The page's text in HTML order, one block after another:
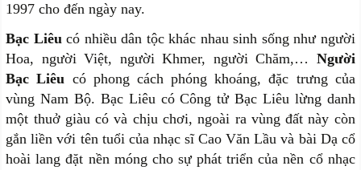
1997 cho đến ngày nay.
Bạc Liêucó nhiều dân tộc khác nhau sinh sống như người
Hoa, người Việt, người Khmer, người Chăm,… Người
Bạc Liêu có phong cách phóng khoáng, đặc trưng của
vùng Nam Bộ. Bạc Liêu có Công tử Bạc Liêu lừng danh
một thuở giàu có và chịu chơi, ngoài ra vùng đất này còn
gắn liền với tên tuổi của nhạc sĩ Cao Văn Lầu và bài Dạ cổ
hoài lang đặt nền móng cho sự phát triển của nền cổ nhạc